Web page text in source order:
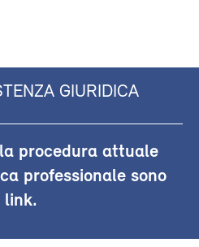
GIURIDICA
procedura attuale
professionale sono
link.